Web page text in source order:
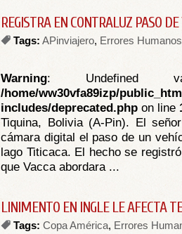
REGISTRA EN CONTRALUZ PASO
Tags: APinviajero, Errores Humanos
Warning: Undefined
/home/ww30vfa89izp/
includes/deprecated.php on line
Tiquina, Bolivia (A-Pin). El
cámara digital el paso de un
lago Titicaca. El hecho se
que Vacca abordara ...
LINIMENTO EN INGLE LE AFECTA
Tags: Copa América, Errores